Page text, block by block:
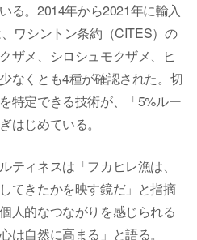
る。2014年から2021年に輸入
ワシントン条約（CITES）の
ザメ、シロシュモクザメ、ヒ
なくとも4種が確認された。切
特定できる技術が、「5%ルー
はじめている。
ティネスは「フカヒレ漁は、
てきたかを映す鏡だ」と指摘
人的なつながりを感じられる
は自然に高まる」と語る。